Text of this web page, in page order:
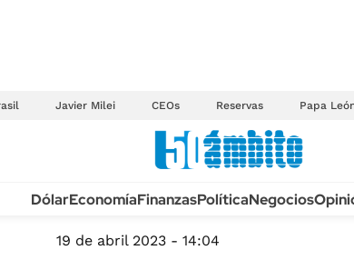
Javier Milei CEOs Reservas Papa
TECNOLOGÍA
MÉXICO
DólarEconomíaFinanzasPolíticaNegocios
19 de abril 2023 - 14:04